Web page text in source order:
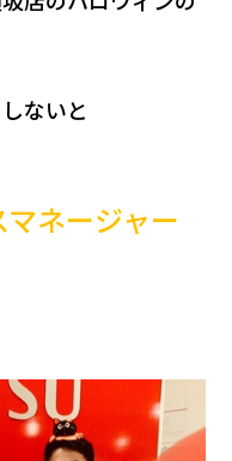
ないと
ネージャー